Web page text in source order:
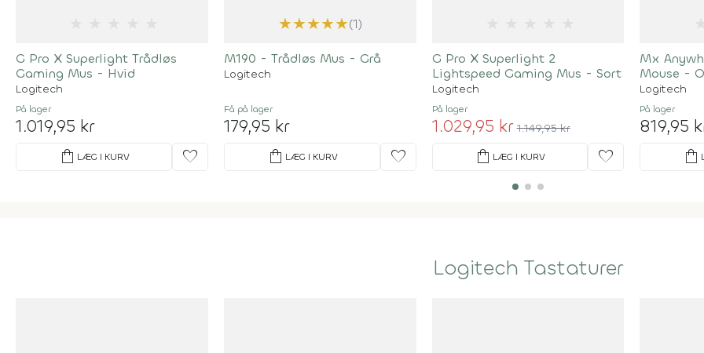
G Pro X Superlight Trådløs
Gaming Mus - Hvid
Logitech
På lager
1.019,95 kr
shopping_bag LÆG I KURV favorite
★★★★★(1)
M190 - Trådløs Mus - Grå
Logitech
Få på lager
179,95 kr
shopping_bag LÆG I KURV favorite
G Pro X Superlight 2
Lightspeed Gaming Mus - Sort
Logitech
På lager
1.029,95 kr 1.149,95 kr
shopping_bag LÆG I KURV favorite
Mx
Mouse -
Logitech
På lager
819,95
shopping_bag
Logitech Tastaturer